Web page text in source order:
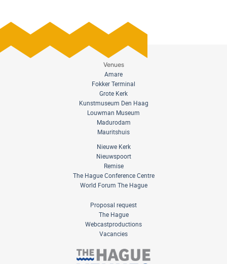
Venues
Amare
Fokker Terminal
Grote Kerk
Kunstmuseum Den Haag
Louwman Museum
Madurodam
Mauritshuis
Nieuwe Kerk
Nieuwspoort
Remise
The Hague Conference Centre
World Forum The Hague
Proposal request
The Hague
Webcastproductions
Vacancies